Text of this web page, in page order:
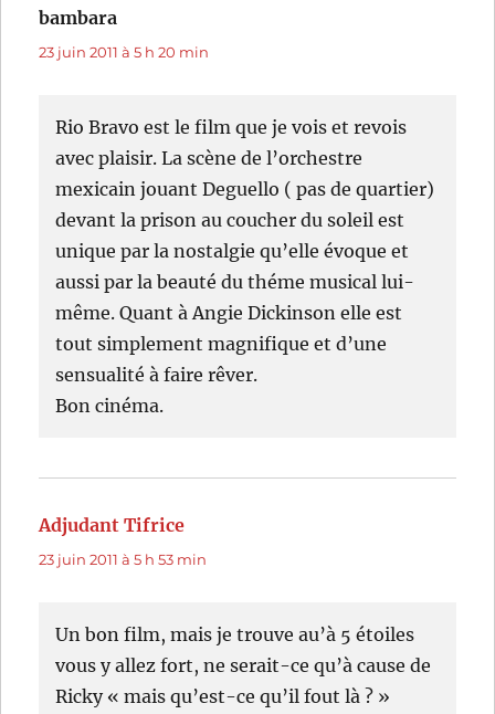
bambara
23 juin 2011 à 5 h 20 min
Rio Bravo est le film que je vois et revois
avec plaisir. La scène de l’orchestre
mexicain jouant Deguello ( pas de quartier)
devant la prison au coucher du soleil est
unique par la nostalgie qu’elle évoque et
aussi par la beauté du théme musical lui-
même. Quant à Angie Dickinson elle est
tout simplement magnifique et d’une
sensualité à faire rêver.
Bon cinéma.
Adjudant Tifrice
23 juin 2011 à 5 h 53 min
Un bon film, mais je trouve au’à 5 étoiles
vous y allez fort, ne serait-ce qu’à cause de
Ricky « mais qu’est-ce qu’il fout là ? »